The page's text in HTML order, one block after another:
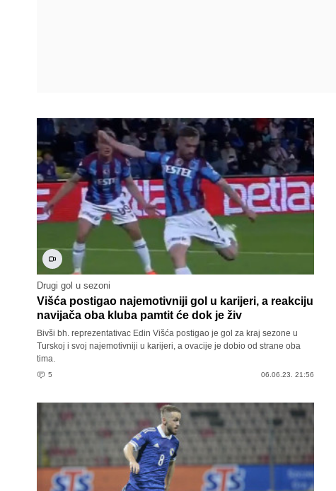
Drugi gol u sezoni
Višća postigao najemotivniji gol u karijeri, a reakciju
navijača oba kluba pamtit će dok je živ
Bivši bh. reprezentativac Edin Višća postigao je gol za kraj sezone u
Turskoj i svoj najemotivniji u karijeri, a ovacije je dobio od strane oba
tima.
5 06.06.23. 21:56